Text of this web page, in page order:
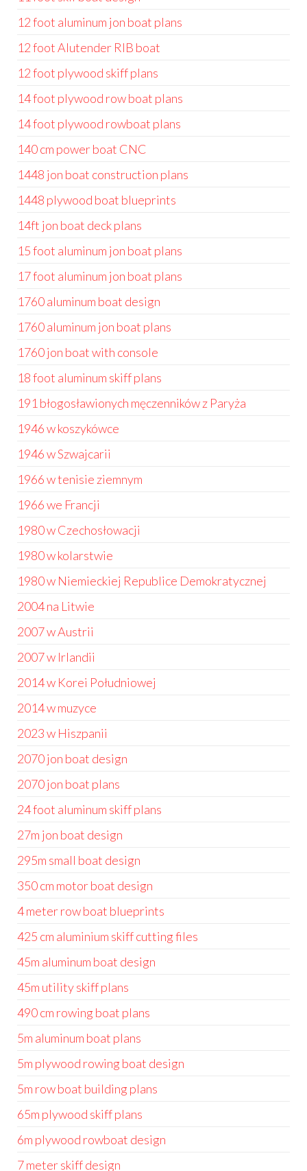
12 foot aluminum jon boat plans
12 foot Alutender RIB boat
12 foot plywood skiff plans
14 foot plywood row boat plans
14 foot plywood rowboat plans
140 cm power boat CNC
1448 jon boat construction plans
1448 plywood boat blueprints
14ft jon boat deck plans
15 foot aluminum jon boat plans
17 foot aluminum jon boat plans
1760 aluminum boat design
1760 aluminum jon boat plans
1760 jon boat with console
18 foot aluminum skiff plans
191 błogosławionych męczenników z Paryża
1946 w koszykówce
1946 w Szwajcarii
1966 w tenisie ziemnym
1966 we Francji
1980 w Czechosłowacji
1980 w kolarstwie
1980 w Niemieckiej Republice Demokratycznej
2004 na Litwie
2007 w Austrii
2007 w Irlandii
2014 w Korei Południowej
2014 w muzyce
2023 w Hiszpanii
2070 jon boat design
2070 jon boat plans
24 foot aluminum skiff plans
27m jon boat design
295m small boat design
350 cm motor boat design
4 meter row boat blueprints
425 cm aluminium skiff cutting files
45m aluminum boat design
45m utility skiff plans
490 cm rowing boat plans
5m aluminum boat plans
5m plywood rowing boat design
5m row boat building plans
65m plywood skiff plans
6m plywood rowboat design
7 meter skiff design